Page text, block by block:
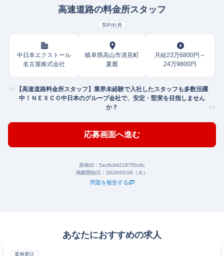
高速道路の料金所スタッフ
契約社員
中日本エクストール
名古屋株式会社
岐阜県高山市清見町
夏厩
月給23万6800円～
24万9800円
【高速道路料金所スタッフ】業界未経験で入社したスタッフも多数活躍
中！ＮＥＸＣＯ中日本のグループ会社で、安定・堅実を目指しません
か？
応募画面へ進む
原稿ID： 5ac6cb9218750c8c
掲載開始日： 2026/05/26（火）
問題を報告する
あなたにおすすめの求人
業務委託